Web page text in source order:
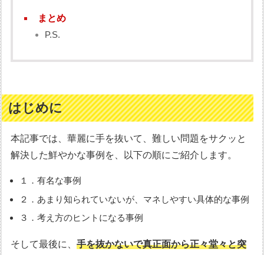
まとめ
P.S.
はじめに
本記事では、華麗に手を抜いて、難しい問題をサクッと
解決した鮮やかな事例を、以下の順にご紹介します。
１．有名な事例
２．あまり知られていないが、マネしやすい具体的な事例
３．考え方のヒントになる事例
そして最後に、手を抜かないで真正面から正々堂々と突